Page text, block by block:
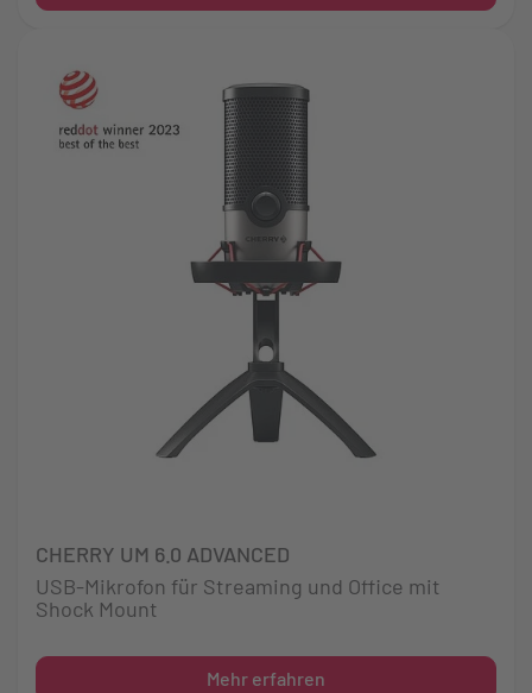
CHERRY UM 6.0 ADVANCED
USB-Mikrofon für Streaming und Office mit
Shock Mount
Mehr erfahren